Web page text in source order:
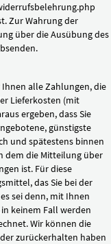
Zur Wahrung der
über die Ausübung des
alle Zahlungen, die
Lieferkosten (mit
ergeben, dass Sie
günstigste
und spätestens binnen
dem die Mitteilung über
ist. Für diese
das Sie bei der
sei denn, mit Ihnen
keinem Fall werden
Wir können die
zurückerhalten haben